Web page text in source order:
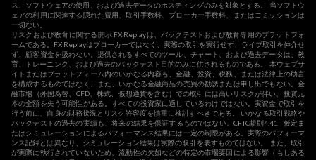
ス、ソフトウェアの使用、および過去データのホスティングのみを対象とする。 当ソフトウ
ェアの利用に関連する隠れた費用、取引手数料、ブローカー手数料、またはコミッションは
一切ない。
リスクおよび教育に関する開示 FX Replayは、バックテストおよび教育専用のプラットフォ
ームである。FX Replayはブローカーではなく、実際の取引を実行せず、ライブ取引を仲介せ
ず、顧客資金を扱わない。提供されるすべてのツール、チャート、および過去データは、教
育、トレーニング、および過去のバックテスト目的のみに供されるものである。 本ウェブサ
イトまたはプラットフォーム内のいかなる内容も、金融、投資、税務、または法律上の助言
を構成するものではなく、また、いかなる金融商品の売買の勧誘または申し出でもない。金
融市場（外国為替、CFD、株式、仮想通貨を含む）での取引には高いリスクが伴い、投資元
本の全額を失う可能性がある。すべての投資家に適しているわけではない。実資金で取引を
行う前に、自身の財務状況とリスク許容度を慎重に検討すべきである。 いかなる取引戦略や
バックテストの過去の実績も、将来の結果を保証するものではない。CFTC規則4.41 - 仮定ま
たはシミュレーションによるパフォーマンス結果には一定の制限がある。実際のパフォーマ
ンス記録とは異なり、シミュレーション結果は実際の取引を表すものではない。 また、取引
が実際に執行されていないため、流動性の欠如などの特定の市場要因による影響（もしある